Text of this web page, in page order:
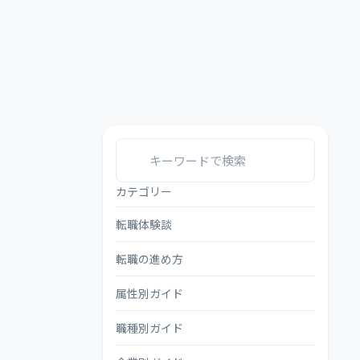
カテゴリー
転職体験談
転職の進め方
属性別ガイド
職種別ガイド